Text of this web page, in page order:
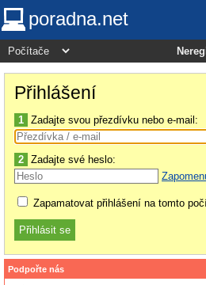
poradna.net
Přihlášení
1 Zadajte svou přezdívku nebo e-mail:
2 Zadajte své heslo:
Zapamatovat přihlášení na tomto
Podpořte nás